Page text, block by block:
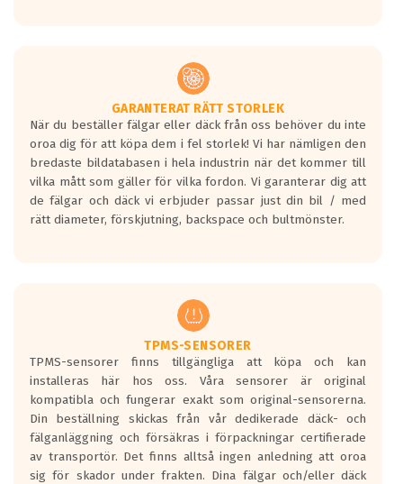
Vid körning i över 50km/h brukar
rullmotståndets ljud överträffa
motorljudet.
På däckmärkningen kommer det finnas
en symbol av ett däck med vågar. Hög
bullernivå markeras med svarta vågor
medans de vita vågorna påvisar om det är
ett tyst däck.
regelverket som introduceras år 2016.
Ett däck med två svarta vågor är redan
godkända för år 2016 nya regelverk.
Ett däck med en svart våg kommer vara
minst tre decibel tystare än det
regelverk som börjar gälla 2016.
GARANTERAT RÄTT STORLEK
När du beställer fälgar eller däck från oss behöver du inte
oroa dig för att köpa dem i fel storlek! Vi har nämligen den
bredaste bildatabasen i hela industrin när det kommer till
vilka mått som gäller för vilka fordon. Vi garanterar dig att
de fälgar och däck vi erbjuder passar just din bil / med
rätt diameter, förskjutning, backspace och bultmönster.
TPMS-SENSORER
TPMS-sensorer finns tillgängliga att köpa och kan
installeras här hos oss. Våra sensorer är original
kompatibla och fungerar exakt som original-sensorerna.
Din beställning skickas från vår dedikerade däck- och
fälganläggning och försäkras i förpackningar certifierade
av transportör. Det finns alltså ingen anledning att oroa
sig för skador under frakten. Dina fälgar och/eller däck